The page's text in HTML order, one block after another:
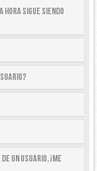
hora sigue siendo
un usuario, ¡me